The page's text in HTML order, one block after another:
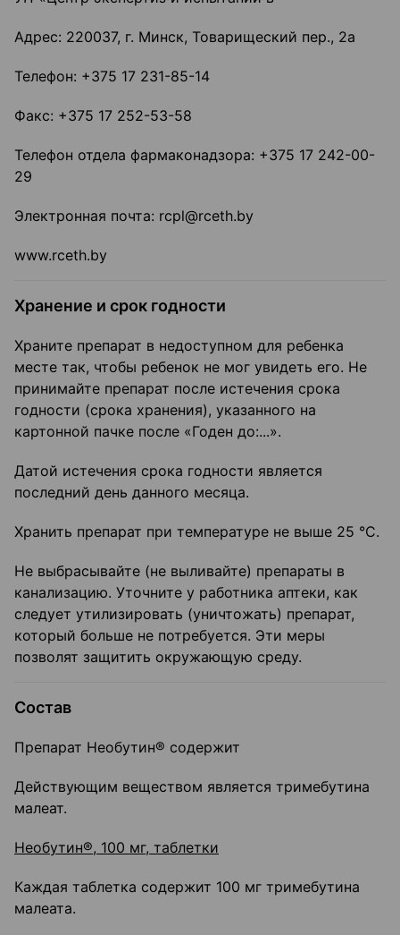
Адрес: 220037, г. Минск, Товарищеский пер., 2а
Телефон: +375 17 231-85-14
Факс: +375 17 252-53-58
Телефон отдела фармаконадзора: +375 17 242-00-
29
Электронная почта: rcpl@rceth.by
www.rceth.by
Хранение и срок годности
Храните препарат в недоступном для ребенка
месте так, чтобы ребенок не мог увидеть его. Не
принимайте препарат после истечения срока
годности (срока хранения), указанного на
картонной пачке после «Годен до:...».
Датой истечения срока годности является
последний день данного месяца.
Хранить препарат при температуре не выше 25 °С.
Не выбрасывайте (не выливайте) препараты в
канализацию. Уточните у работника аптеки, как
следует утилизировать (уничтожать) препарат,
который больше не потребуется. Эти меры
позволят защитить окружающую среду.
Состав
Препарат Необутин® содержит
Действующим веществом является тримебутина
малеат.
Необутин®, 100 мг, таблетки
Каждая таблетка содержит 100 мг тримебутина
малеата.